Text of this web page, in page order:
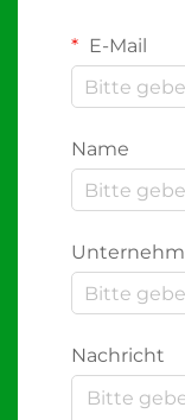
E-Mail
Name
Nachricht